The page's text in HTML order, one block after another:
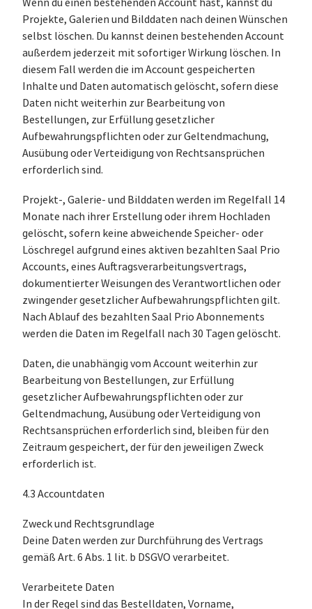
Wenn du einen bestehenden Account hast, kannst du
Projekte, Galerien und Bilddaten nach deinen Wünschen
selbst löschen. Du kannst deinen bestehenden Account
außerdem jederzeit mit sofortiger Wirkung löschen. In
diesem Fall werden die im Account gespeicherten
Inhalte und Daten automatisch gelöscht, sofern diese
Daten nicht weiterhin zur Bearbeitung von
Bestellungen, zur Erfüllung gesetzlicher
Aufbewahrungspflichten oder zur Geltendmachung,
Ausübung oder Verteidigung von Rechtsansprüchen
erforderlich sind.
Projekt-, Galerie- und Bilddaten werden im Regelfall 14
Monate nach ihrer Erstellung oder ihrem Hochladen
gelöscht, sofern keine abweichende Speicher- oder
Löschregel aufgrund eines aktiven bezahlten Saal Prio
Accounts, eines Auftragsverarbeitungsvertrags,
dokumentierter Weisungen des Verantwortlichen oder
zwingender gesetzlicher Aufbewahrungspflichten gilt.
Nach Ablauf des bezahlten Saal Prio Abonnements
werden die Daten im Regelfall nach 30 Tagen gelöscht.
Daten, die unabhängig vom Account weiterhin zur
Bearbeitung von Bestellungen, zur Erfüllung
gesetzlicher Aufbewahrungspflichten oder zur
Geltendmachung, Ausübung oder Verteidigung von
Rechtsansprüchen erforderlich sind, bleiben für den
Zeitraum gespeichert, der für den jeweiligen Zweck
erforderlich ist.
4.3 Accountdaten
Zweck und Rechtsgrundlage
Deine Daten werden zur Durchführung des Vertrags
gemäß Art. 6 Abs. 1 lit. b DSGVO verarbeitet.
Verarbeitete Daten
In der Regel sind das Bestelldaten, Vorname,